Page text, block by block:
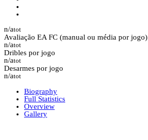
n/atot
Avaliação EA FC (manual ou média por jogo)
n/atot
Dribles por jogo
n/atot
Desarmes por jogo
n/atot
Biography
Full Statistics
Overview
Gallery